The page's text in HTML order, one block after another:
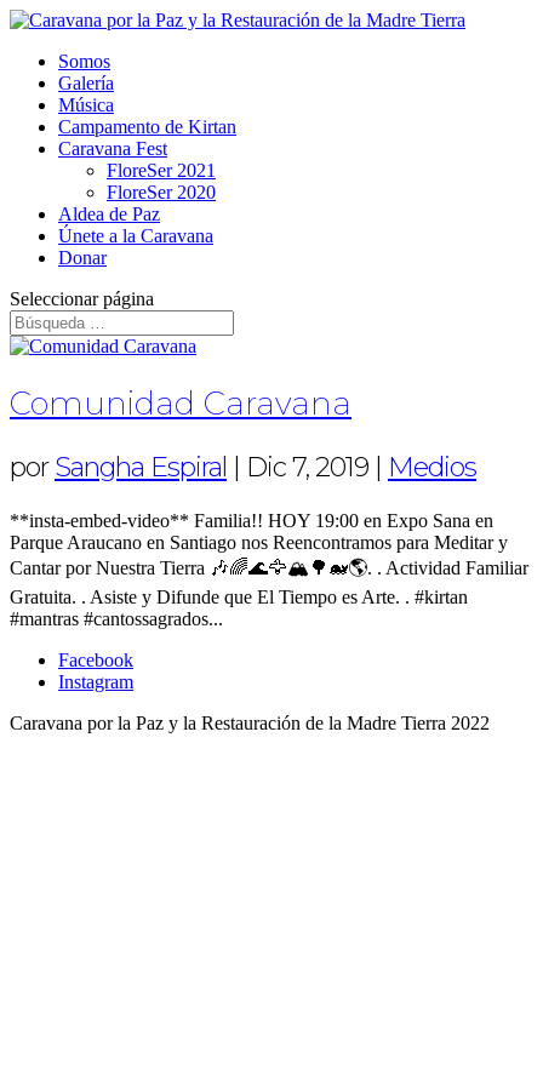
Somos
Galería
Música
Campamento de Kirtan
Caravana Fest
FloreSer 2021
FloreSer 2020
Aldea de Paz
Únete a la Caravana
Donar
Seleccionar página
Comunidad Caravana
porSangha Espiral | Dic 7, 2019 | Medios
**insta-embed-video** Familia!! HOY 19:00 en Expo Sana en
Parque Araucano en Santiago nos Reencontramos para Meditar y
Cantar por Nuestra Tierra 🎶🌈🌊🦅🏔🌳🐋🌎. . Actividad Familiar
Gratuita. . Asiste y Difunde que El Tiempo es Arte. . #kirtan
#mantras #cantossagrados...
Facebook
Instagram
Caravana por la Paz y la Restauración de la Madre Tierra 2022